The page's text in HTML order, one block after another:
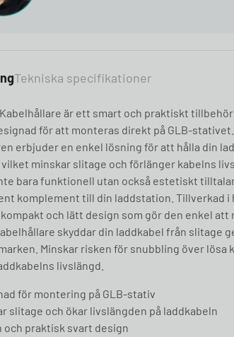
Tekniska specifikationer
Kabelhållare är ett smart och praktiskt tillbehör
för att monteras direkt på GLB-
erbjuder en enkel lösning för att hålla din
minskar slitage och förlänger kabelns
bara funktionell utan också estetiskt
komplement till din laddstation. Tillverkad i
och lätt design som gör den enkel att
skyddar din laddkabel från slitage
Minskar risken för snubbling över lösa
livslängd.
för montering på GLB-stativ
slitage och ökar livslängden på laddkabeln
och praktisk svart design